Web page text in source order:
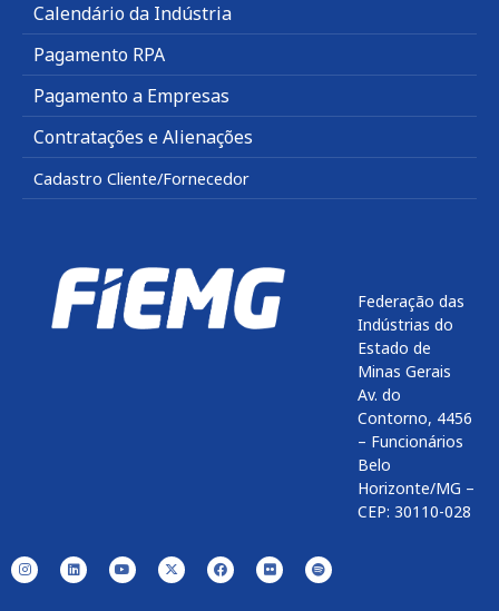
Calendário da Indústria
Pagamento RPA
Pagamento a Empresas
Contratações e Alienações
Cadastro Cliente/Fornecedor
Federação das
Indústrias do
Estado de
Minas Gerais
Av. do
Contorno, 4456
– Funcionários
Belo
Horizonte/MG –
CEP: 30110-028